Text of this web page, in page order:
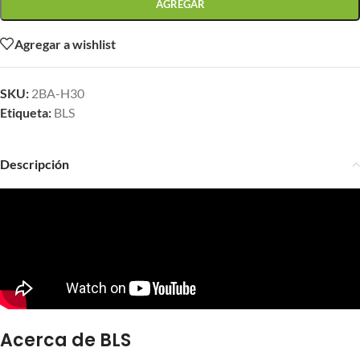
AGREGAR
Agregar a wishlist
SKU: 2BA-H30
Etiqueta: BLS
Descripción
Acerca de BLS